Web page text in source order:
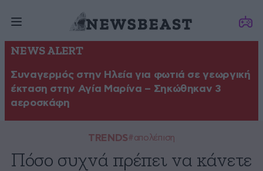
NEWS ALERT
Συναγερμός στην Ηλεία για φωτιά σε γεωργική
έκταση στην Αγία Μαρίνα – Σηκώθηκαν 3
αεροσκάφη
TRENDS#απολέπιση
Πόσο συχνά πρέπει να κάνετε